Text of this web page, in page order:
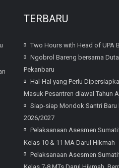
TERBARU
Two Hours with Head of UPA
Ngobrol Bareng bersama
Pekanbaru
Hal-Hal yang Perlu
Masuk Pesantren diawal Tahun
Siap-siap Mondok Santri Baru
2026/2027
Pelaksanaan Asesmen
Kelas 10 & 11 MA Darul Hikmah
Pelaksanaan Asesmen